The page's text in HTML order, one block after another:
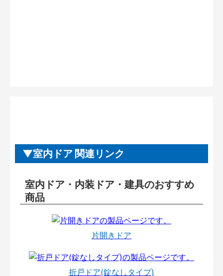
室内ドア 関連リンク
室内ドア・内装ドア・建具のおすすめ
商品
片開きドア
折戸ドア(錠なしタイプ)